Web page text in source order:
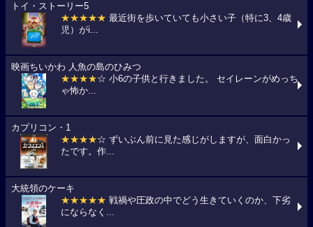
トイ・ストーリー5
★★★★★ 最近街を歩いていても小さい子（特に3、4歳
児）がi...
映画ちいかわ 人魚の島のひみつ
★★★★☆ 小6の子供と行きました。 セイレーンがめっち
ゃ怖か...
カプリコン・1
★★★★☆ ずいぶん前に見た感じがしますが、面白かっ
たです。作...
大統領のケーキ
★★★★★ 戦禍や圧政の中でどう生きていくのか、下劣
にならなく...